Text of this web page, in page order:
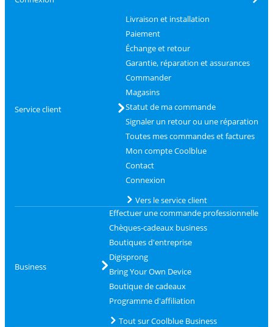
Service client
Livraison et installation
Paiement
Échange et retour
Garantie, réparation et assurances
Commander
Magasins
Statut de ma commande
Signaler un retour ou une réparation
Toutes mes commandes et factures
Mon compte Coolblue
Contact
Connexion
Vers le service client
Business
Effectuer une commande professionnelle
Chèques-cadeaux business
Boutiques d'entreprise
Digisprong
Bring Your Own Device
Boutique de cadeaux
Programme d'affiliation
Tout sur Coolblue Business